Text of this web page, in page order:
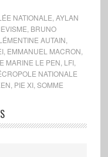
NATIONALE AYLAN
BRUNO
AUTAIN
, EMMANUEL MACRON
MARINE LE PEN LFI,
NATIONALE
PIE XI, SOMME